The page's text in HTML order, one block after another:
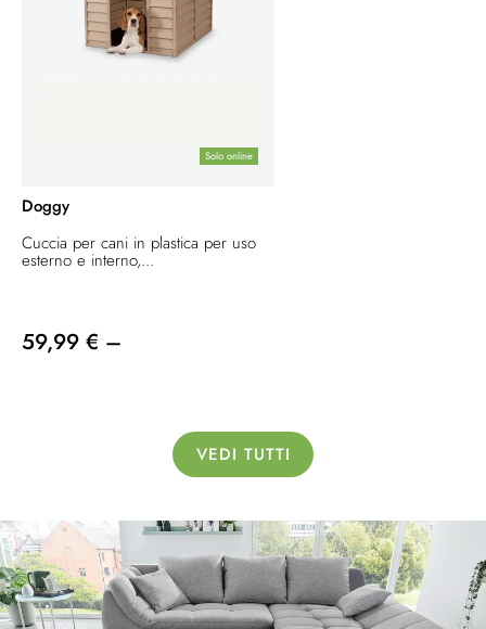
Solo online
Doggy
Cuccia per cani in plastica per uso
esterno e interno,...
59,99 € –
VEDI TUTTI